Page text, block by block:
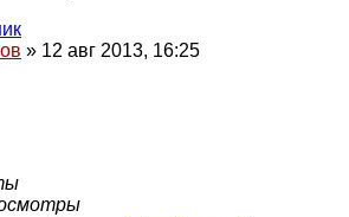
» 12 авг 2013, 16:25